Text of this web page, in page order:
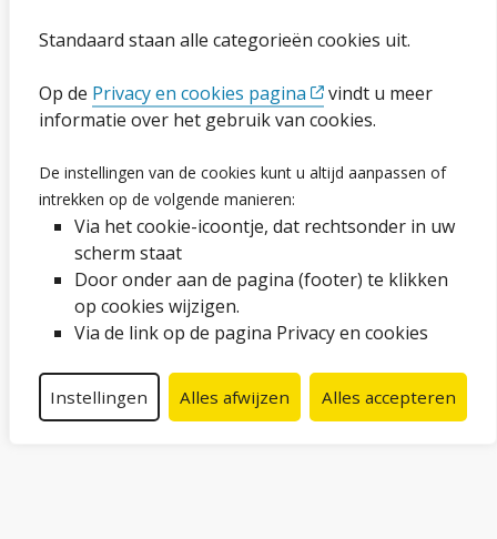
Standaard staan alle categorieën cookies uit.
Op de Privacy en cookies pagina
vindt u meer
informatie over het gebruik van cookies.
De instellingen van de cookies kunt u altijd aanpassen of
intrekken op de volgende manieren:
Via het cookie-icoontje, dat rechtsonder in uw
scherm staat
Door onder aan de pagina (footer) te klikken
op cookies wijzigen.
Via de link op de pagina Privacy en cookies
Instellingen Alles afwijzen Alles accepteren
Ga naar de pagina
Proclaimer en copyright
Webarchief
Volg ons op social media
Facebook
LinkedInInstagram
YouTube